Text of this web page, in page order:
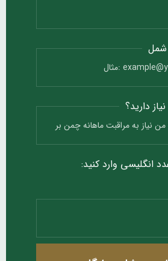
شمل
دارید؟
انگلیسی وارد کنید: